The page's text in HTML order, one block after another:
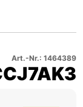
Art.-Nr.: 1464389